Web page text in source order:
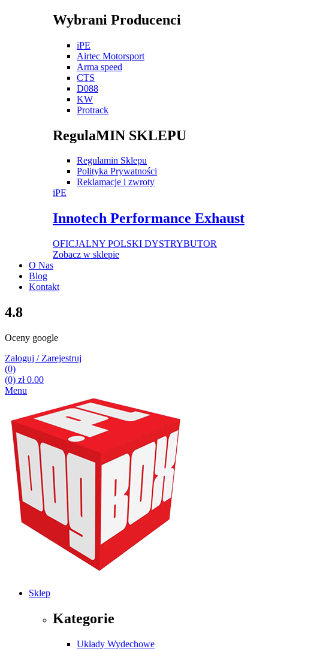
Wybrani Producenci
iPE
Airtec Motorsport
Arma speed
CTS
D088
KW
Protrack
RegulaMIN SKLEPU
Regulamin Sklepu
Polityka Prywatności
Reklamacje i zwroty
iPE
Innotech Performance Exhaust
OFICJALNY POLSKI DYSTRYBUTOR
Zobacz w sklepie
O Nas
Blog
Kontakt
4.8
Oceny google
Zaloguj / Zarejestruj
(0)
(0) zł0.00
Menu
Sklep
Kategorie
Układy Wydechowe